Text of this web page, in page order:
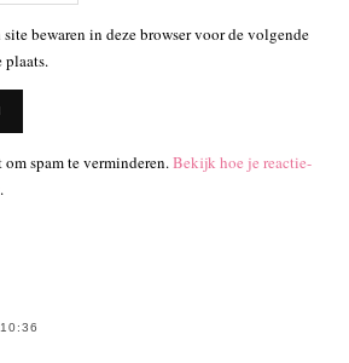
bewaren in deze browser voor de volgende
plaats.
spam te verminderen.Bekijk hoe je reactie-
.